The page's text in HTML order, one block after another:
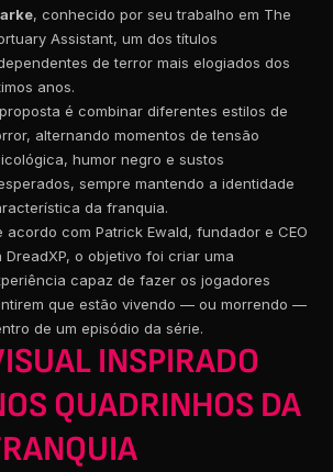
, conhecido por seu trabalho em The
Assistant, um dos títulos
de terror mais elogiados dos
anos.
é combinar diferentes estilos de
alternando momentos de tensão
humor negro e sustos
sempre mantendo a identidade
da franquia.
acordo com Patrick Ewald, fundador e CEO
DreadXP, o objetivo foi criar uma
capaz de fazer os jogadores
que estão vivendo — ou morrendo —
de um episódio da série.
INSPIRADO
QUADRINHOS DA